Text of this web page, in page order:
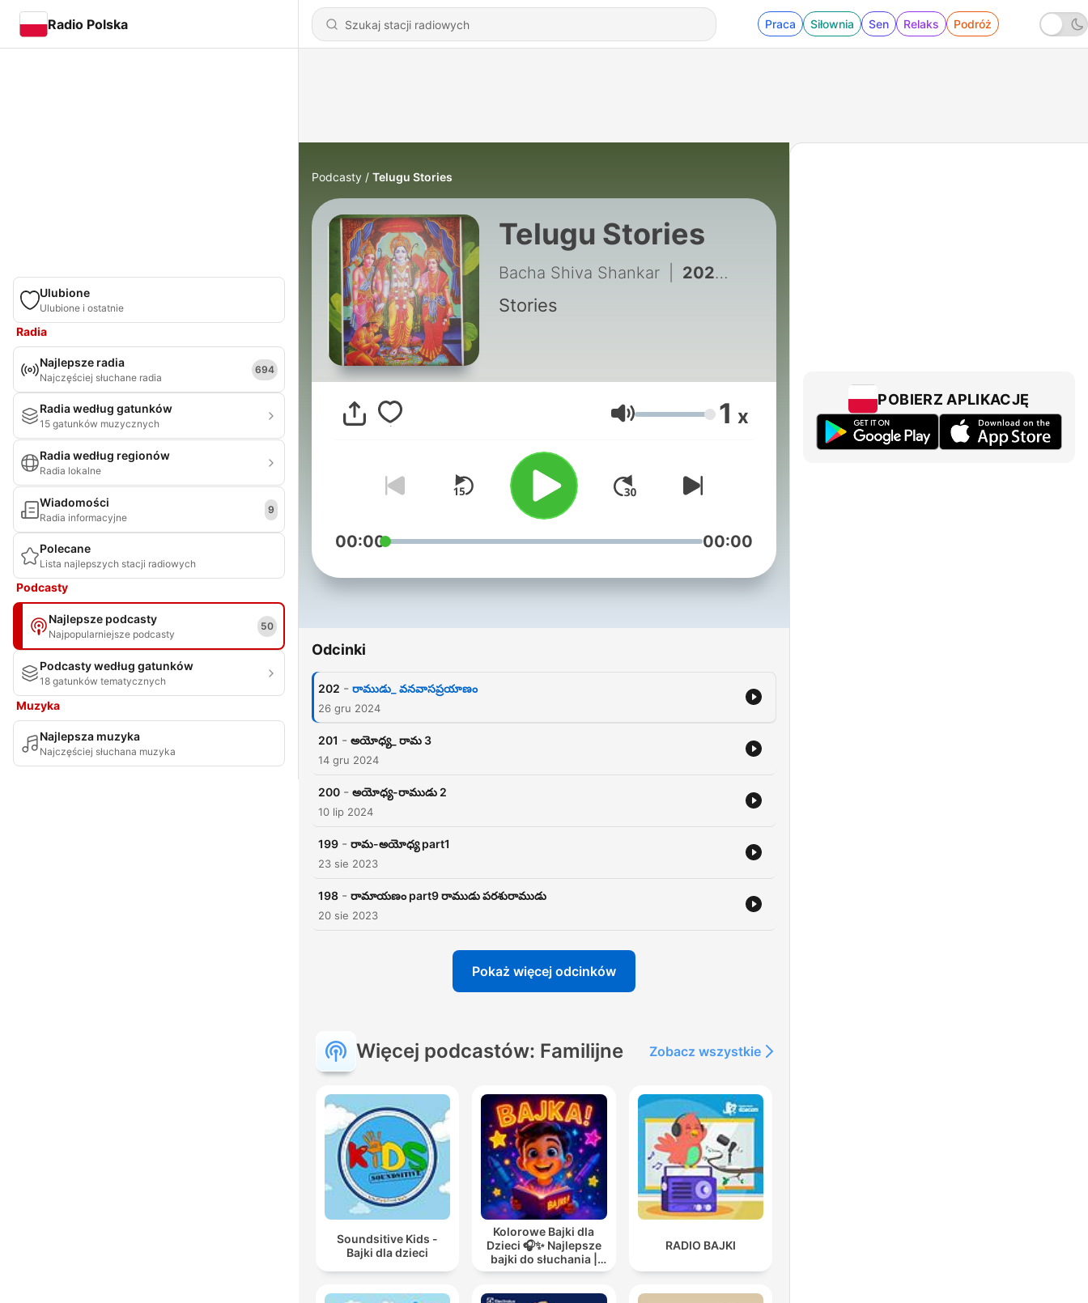
Radio Polska Praca Siłownia Sen Relaks Podróż
Ulubione
Ulubione i ostatnie
Radia
Najlepsze radia
Najczęściej słuchane radia
694
Radia według gatunków
15 gatunków muzycznych
Radia według regionów
Radia lokalne
Wiadomości
Radia informacyjne
9
Polecane
Lista najlepszych stacji radiowych
Podcasty
Najlepsze podcasty
Najpopularniejsze podcasty
50
Podcasty według gatunków
18 gatunków tematycznych
Muzyka
Najlepsza muzyka
Najczęściej słuchana muzyka
Podcasty Telugu Stories
Telugu Stories
Bacha Shiva Shankar 202 - రాముడు_ వనవాసప్రయాణం
Stories
Głośność 1 x
00:00 00:00
Odcinki
202 - రాముడు_ వనవాసప్రయాణం
26 gru 2024
201 - అయోధ్య_ రామ 3
14 gru 2024
200 - అయోధ్య-రాముడు 2
10 lip 2024
199 - రామ-అయోధ్య part1
23 sie 2023
198 - రామాయణం part9 రాముడు పరశురాముడు
20 sie 2023
Pokaż więcej odcinków
Więcej podcastów: Familijne Zobacz wszystkie
Soundsitive Kids -
Bajki dla dzieci
Kolorowe Bajki dla
Dzieci 🎧✨ Najlepsze
bajki do słuchania |
Audiobooki dla dzieci
RADIO BAJKI
POBIERZ APLIKACJĘ